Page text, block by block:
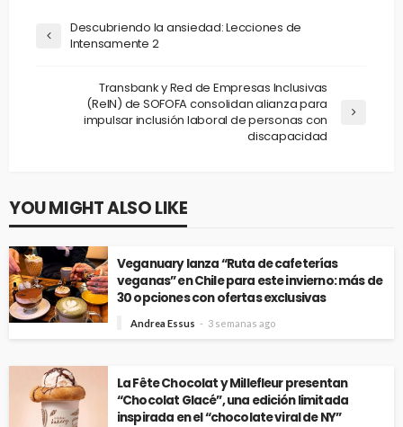
Descubriendo la ansiedad: Lecciones de
Intensamente 2
Transbank y Red de Empresas Inclusivas
(ReIN) de SOFOFA consolidan alianza para
impulsar inclusión laboral de personas con
discapacidad
YOU MIGHT ALSO LIKE
Veganuary lanza “Ruta de cafeterías
veganas” en Chile para este invierno: más de
30 opciones con ofertas exclusivas
Andrea Essus 3 semanas ago
La Fête Chocolat y Millefleur presentan
“Chocolat Glacé”, una edición limitada
inspirada en el “chocolate viral de NY”